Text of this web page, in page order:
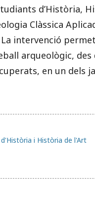
d’Història,
Clàssica
La intervenció
arqueològic, des
en un dels
i Història de l'Art